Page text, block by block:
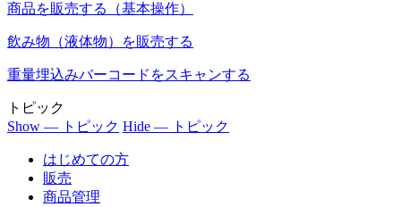
商品を販売する（基本操作）
飲み物（液体物）を販売する
重量埋込みバーコードをスキャンする
トピック
Show — トピック Hide — トピック
はじめての方
販売
商品管理